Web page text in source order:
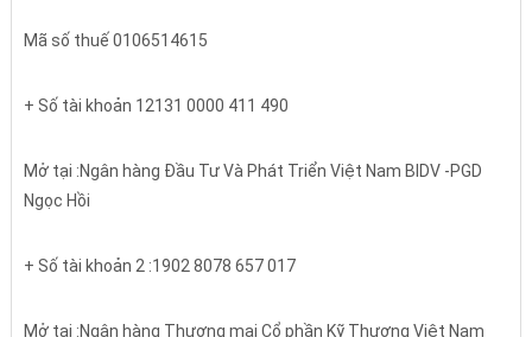
Mã số thuế 0106514615
+ Số tài khoản 12131 0000 411 490
Mở tại :Ngân hàng Đầu Tư Và Phát Triển Việt Nam BIDV -PGD
Ngọc Hồi
+ Số tài khoản 2 :1902 8078 657 017
Mở tại :Ngân hàng Thương mại Cổ phần Kỹ Thương Việt Nam